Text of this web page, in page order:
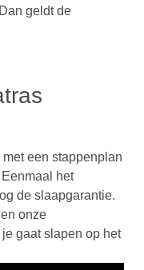
geldt de
een stappenplan
het
de slaapgarantie.
onze
gaat slapen op het